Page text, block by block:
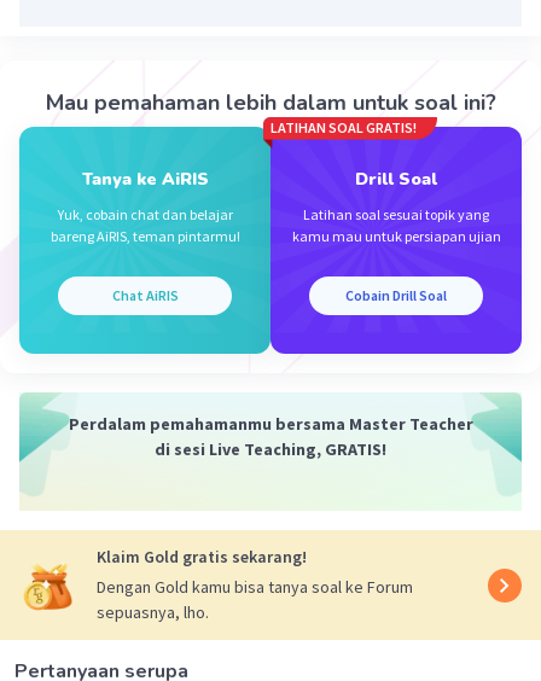
Jumlah atom Cu: 0,041 × 6,02.10⁠⁠⁠⁠⁠⁠⁠23= 2,47.10
Beri Rating·5.0(3) Balas
Adelina M Level 13
26 November 2023 08:55
Iklan
Mau pemahaman lebih dalam untuk soal ini?
Tanya ke AiRIS
Yuk, cobain chat dan belajar
bareng AiRIS, teman pintarmu!
Chat AiRIS
LATIHAN SOAL GRATIS!
Drill Soal
Latihan soal sesuai topik yang
kamu mau untuk persiapan ujian
Cobain Drill Soal
Perdalam pemahamanmu bersama Master Teacher
di sesi Live Teaching, GRATIS!
Klaim Gold gratis sekarang!
Dengan Gold kamu bisa tanya soal ke Forum
sepuasnya, lho.
Pertanyaan serupa